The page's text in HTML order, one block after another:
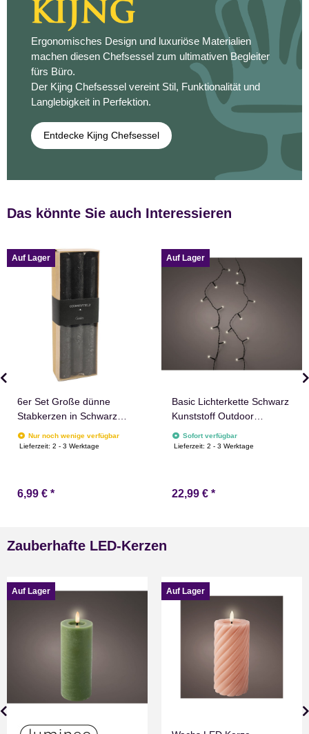
Ergonomisches Design und luxuriöse Materialien
machen diesen Chefsessel zum ultimativen Begleiter
fürs Büro.
Der Kijng Chefsessel vereint Stil, Funktionalität und
Langlebigkeit in Perfektion.
Entdecke Kijng Chefsessel
Das könnte Sie auch Interessieren
Auf Lager
6er Set Große dünne
Stabkerzen in Schwarz
matt 20 cm lang x 2 cm
durchmesser Countryfield
Nur noch wenige verfügbar
Lieferzeit:2 - 3 Werktage
6,99 € *
Auf Lager
Basic Lichterkette Schwarz
Kunststoff Outdoor
Warmweiß 900 cm lang
Sofort verfügbar
Lieferzeit:2 - 3 Werktage
22,99 € *
Zauberhafte LED-Kerzen
Auf Lager Auf Lager